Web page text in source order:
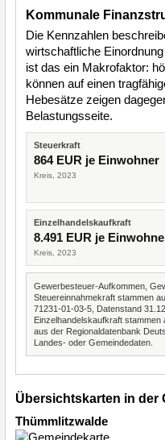
Kommunale
Die Kennzahlen
wirtschaftliche
ist das ein Makrofaktor:
können auf einen
Hebesätze zeigen
Belastungsseite.
Steuerkraft
864 EUR je Einwohner
Kreis, 2023
Einzelhandelskaufkraft
8.491 EUR je
Kreis, 2023
Gewerbesteuer-Aufkommen,
Steuereinnahmekraft stammen
71231-01-03-5, Datenstand
Einzelhandelskaufkraft
aus der Regionaldatenbank
Landes- oder Gemeindedaten.
Übersichtskarten in der
Thümmlitzwalde